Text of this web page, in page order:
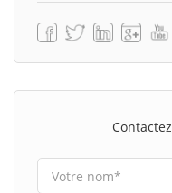
Contactez